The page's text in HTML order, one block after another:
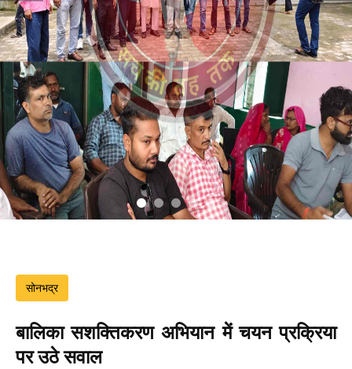
सोनभद्र
बालिका सशक्तिकरण अभियान में चयन प्रक्रिया
पर उठे सवाल